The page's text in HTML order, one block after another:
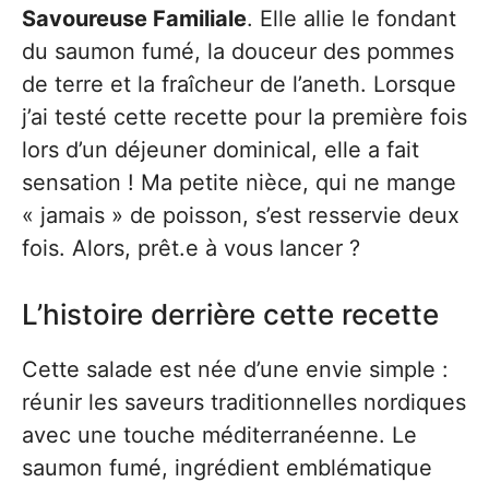
Savoureuse Familiale. Elle allie le fondant
du saumon fumé, la douceur des pommes
de terre et la fraîcheur de l’aneth. Lorsque
j’ai testé cette recette pour la première fois
lors d’un déjeuner dominical, elle a fait
sensation ! Ma petite nièce, qui ne mange
« jamais » de poisson, s’est resservie deux
fois. Alors, prêt.e à vous lancer ?
L’histoire derrière cette recette
Cette salade est née d’une envie simple :
réunir les saveurs traditionnelles nordiques
avec une touche méditerranéenne. Le
saumon fumé, ingrédient emblématique